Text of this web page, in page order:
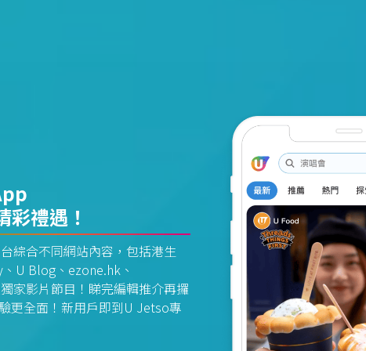
禮遇！
綜合不同網站內容，包括港生
U Blog、ezone.hk、
家影片節目！睇完編輯推介再攞
更全面！新用戶即到U Jetso專